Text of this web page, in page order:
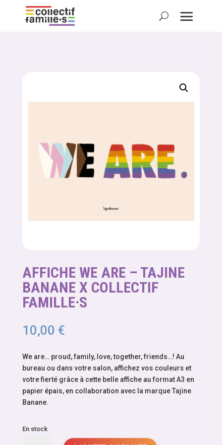
AFFICHE WE ARE – TAJINE
BANANE X COLLECTIF
FAMILLE·S
10,00 €
We are… proud, family, love, together, friends…! Au
bureau ou dans votre salon, affichez vos couleurs et
votre fierté grâce à cette belle affiche au format A3 en
papier épais, en collaboration avec la marque Tajine
Banane.
En stock